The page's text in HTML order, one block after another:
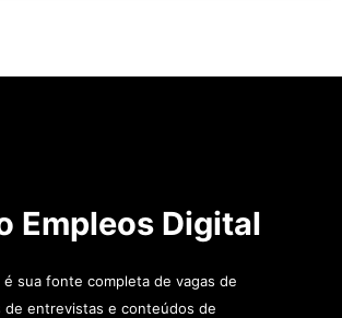
Empleos Digital
é sua fonte completa de vagas de
de entrevistas e conteúdos de